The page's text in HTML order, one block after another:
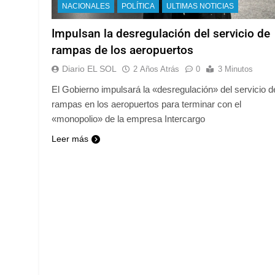
NACIONALES POLÍTICA ULTIMAS NOTICIAS
Impulsan la desregulación del servicio de
rampas de los aeropuertos
Diario EL SOL 2 Años Atrás 0 3 Minutos
El Gobierno impulsará la «desregulación» del servicio
rampas en los aeropuertos para terminar con el
«monopolio» de la empresa Intercargo
Leer más